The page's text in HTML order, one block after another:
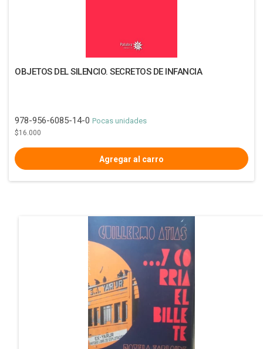
OBJETOS DEL SILENCIO. SECRETOS DE INFANCIA
978-956-6085-14-0 Pocas unidades
$16.000